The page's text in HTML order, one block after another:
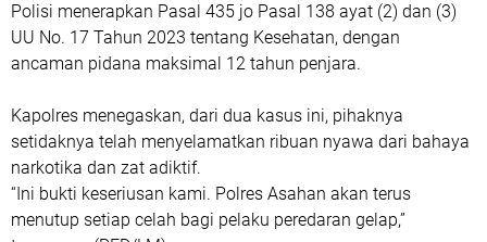
Polisi menerapkan Pasal 435 jo Pasal 138 ayat (2) dan (3)
UU No. 17 Tahun 2023 tentang Kesehatan, dengan
ancaman pidana maksimal 12 tahun penjara.
Kapolres menegaskan, dari dua kasus ini, pihaknya
setidaknya telah menyelamatkan ribuan nyawa dari bahaya
narkotika dan zat adiktif.
“Ini bukti keseriusan kami. Polres Asahan akan terus
menutup setiap celah bagi pelaku peredaran gelap,”